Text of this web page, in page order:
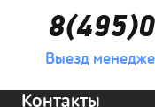
Выезд
Контакты